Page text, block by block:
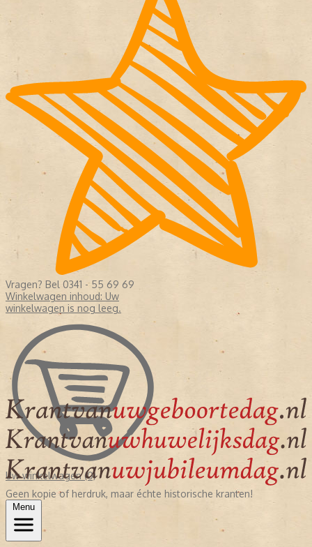
Vragen? Bel 0341 - 55 69 69
Winkelwagen inhoud: Uw
winkelwagen is nog leeg.
Uw winkelwagen (0)
Geen kopie of herdruk, maar échte historische kranten!
Menu